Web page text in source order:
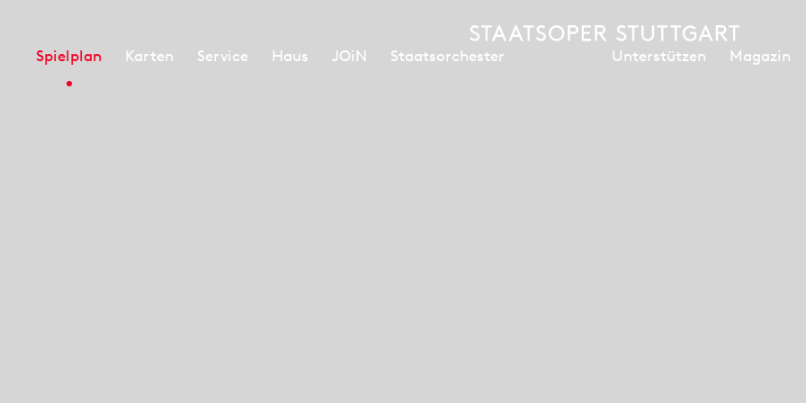
Spielplan Karten Service Haus JOiN Staatsorchester Unterstützen Magazin